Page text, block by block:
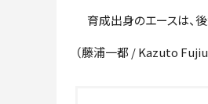
育成出身のエースは、後
（藤浦一都 / Kazuto